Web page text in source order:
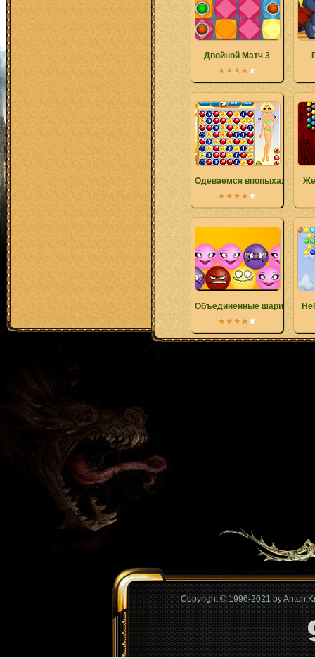
Двойной Матч 3
Одеваемся впопыхах
Объединенные шарики
Copyright © 1996-2021 by Anton